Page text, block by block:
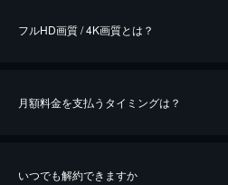
※40％ポイント還元の対象は、クレジットカード
iOSアプリのUコイン決済による作品の購入 / レ
フルHD画質 / 4K画質とは？
月額料金を支払うタイミングは？
いつでも解約できますか